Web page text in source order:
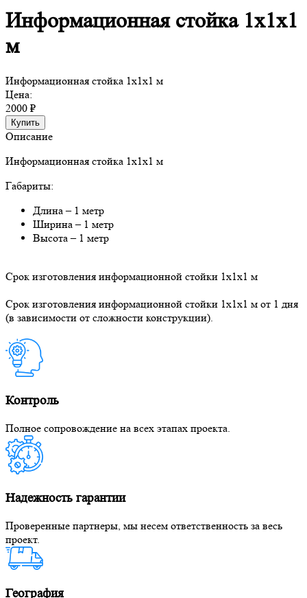
Информационная стойка 1x1x1
м
Информационная стойка 1x1x1 м
Цена:
2000 ₽
Купить
Описание
Информационная стойка 1x1x1 м
Габариты:
Длина – 1 метр
Ширина – 1 метр
Высота – 1 метр
Срок изготовления информационной стойки 1x1x1 м
Срок изготовления информационной стойки 1x1x1 м от 1 дня
(в зависимости от сложности конструкции).
Контроль
Полное сопровождение на всех этапах проекта.
Надежность гарантии
Проверенные партнеры, мы несем ответственность за весь
проект.
География